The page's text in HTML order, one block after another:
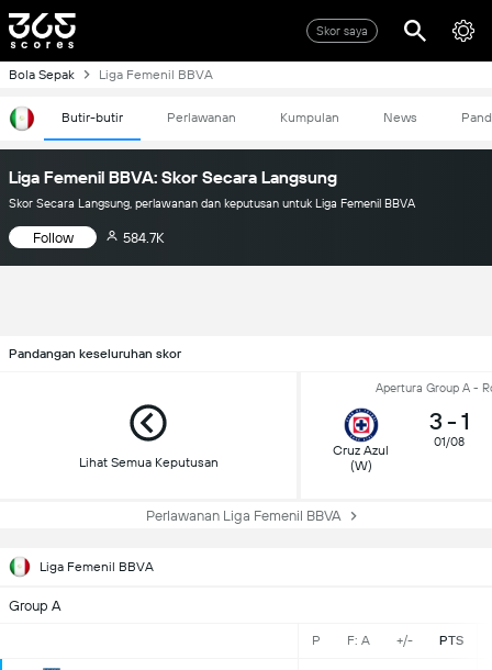
Skor saya
Bola Sepak Liga Femenil BBVA
Butir-butir Perlawanan Kumpulan News
Liga Femenil BBVA: Skor Secara Langsung
Skor Secara Langsung, perlawanan dan keputusan untuk Liga Femenil BBVA
Follow 584.7K
Pandangan keseluruhan skor
Lihat Semua Keputusan
Apertura Group A -
Cruz Azul
(W)
3 - 1
01/08
Perlawanan Liga Femenil BBVA
Liga Femenil BBVA
Group A
P F: A +/- PTS